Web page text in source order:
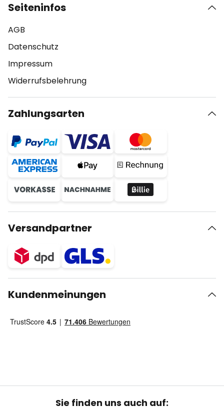
Seiteninfos
AGB
Datenschutz
Impressum
Widerrufsbelehrung
Zahlungsarten
Versandpartner
Kundenmeinungen
Sie finden uns auch auf: